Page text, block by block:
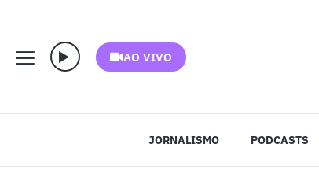
AO VIVO
JORNALISMO PODCASTS